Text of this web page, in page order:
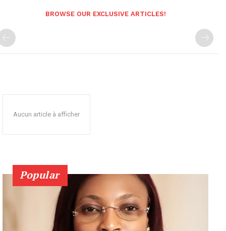
BROWSE OUR EXCLUSIVE ARTICLES!
Aucun article à afficher
Popular